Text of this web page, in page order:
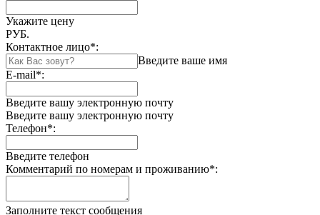
Укажите цену
РУБ.
Контактное лицо*:
Введите ваше имя
E-mail*:
Введите вашу электронную почту
Введите вашу электронную почту
Телефон*:
Введите телефон
Комментарий по номерам и проживанию*:
Заполните текст сообщения